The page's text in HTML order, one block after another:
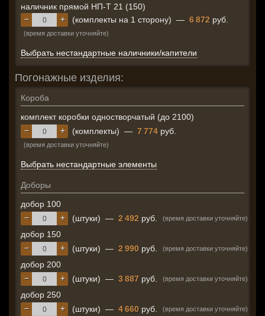
наличник прямой НП-Т 21 (150)
+
− (комплекты на 1 сторону) — 6 872 руб.
(время доставки уточняйте)
Выбрать нестандартные наличники/капители
Погонажные изделия:
Короба
комплект коробки одностворчатый (до 2100)
+
− (комплекты) — 7 774 руб.
(время доставки уточняйте)
Выбрать нестандартные элементы
Доборы
добор 100
+
− (штуки) — 2 492 руб. (время доставки уточняйте)
добор 150
+
− (штуки) — 2 990 руб. (время доставки уточняйте)
добор 200
+
− (штуки) — 3 887 руб. (время доставки уточняйте)
добор 250
+
− (штуки) — 4 660 руб. (время доставки уточняйте)